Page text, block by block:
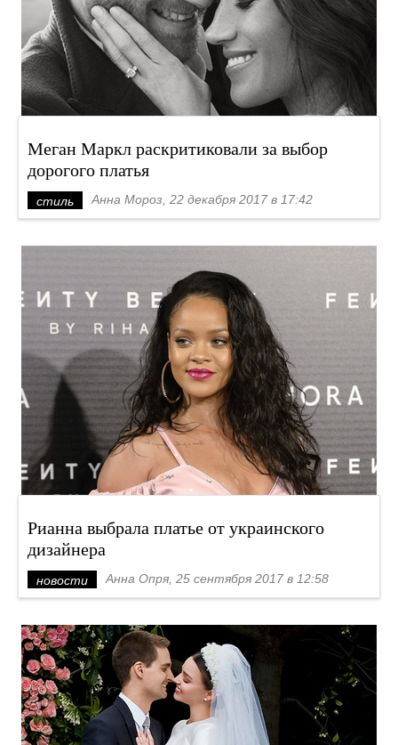
Меган Маркл раскритиковали за выбор
дорогого платья
стиль Анна Мороз, 22 декабря 2017 в 17:42
Рианна выбрала платье от украинского
дизайнера
новости Анна Опря, 25 сентября 2017 в 12:58